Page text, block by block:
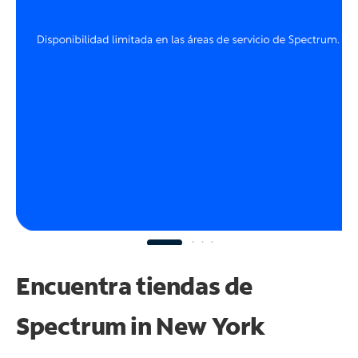
Encuentra tiendas de
Spectrumin New York